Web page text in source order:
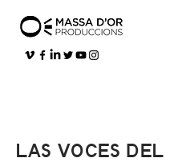
LAS VOCES DEL